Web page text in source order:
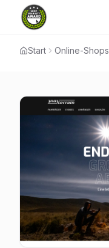
Start Online-Shops